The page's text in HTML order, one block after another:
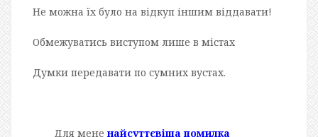
Не можна їх було на відкуп іншим віддавати!
Обмежуватись виступом лише в містах
Думки передавати по сумних вустах.
Для мененайсуттєвіша помилка